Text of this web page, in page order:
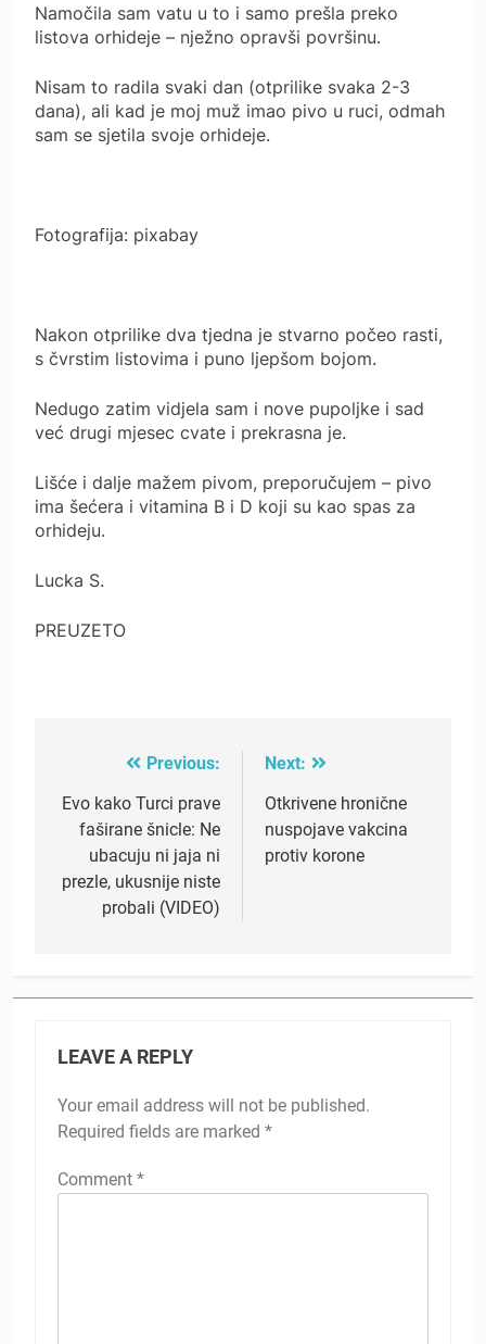
Namočila sam vatu u to i samo prešla preko
listova orhideje – nježno opravši površinu.
Nisam to radila svaki dan (otprilike svaka 2-3
dana), ali kad je moj muž imao pivo u ruci, odmah
sam se sjetila svoje orhideje.
Fotografija: pixabay
Nakon otprilike dva tjedna je stvarno počeo rasti,
s čvrstim listovima i puno ljepšom bojom.
Nedugo zatim vidjela sam i nove pupoljke i sad
već drugi mjesec cvate i prekrasna je.
Lišće i dalje mažem pivom, preporučujem – pivo
ima šećera i vitamina B i D koji su kao spas za
orhideju.
Lucka S.
PREUZETO
navigation
Previous:
Evo kako Turci prave
faširane šnicle: Ne
ubacuju ni jaja ni
prezle, ukusnije niste
probali (VIDEO)
Next:
Otkrivene hronične
nuspojave vakcina
protiv korone
LEAVE A REPLY
Your email address will not be published.
Required fields are marked *
Comment *